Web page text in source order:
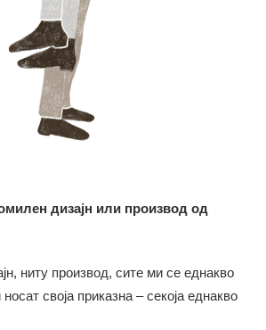
дизајн или производ од
ниту производ, сите ми се еднакво
своја приказна – секоја еднакво